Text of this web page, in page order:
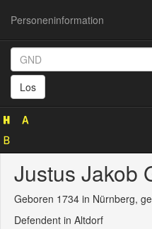
Personeninformation
Los
142563021)
Justus Jakob
Geboren 1734 in Nürnberg,
Defendent in Altdorf